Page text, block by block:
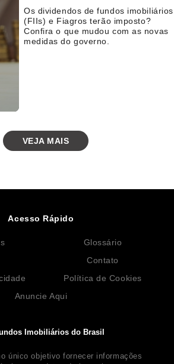
Os dividendos de fundos imobiliários
(FIIs) e Fiagros terão imposto?
Confira o que mudou com as novas
medidas do governo.
VEJA MAIS
Imobiliários do Brasil
único objetivo fornecer informações
Acesso Rápido
Glossário
Contato
Política de Cookies
Anuncie Aqui